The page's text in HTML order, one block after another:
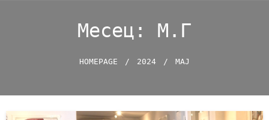
Интервју
Месец: М.г
HOMEPAGE 2024 МАЈ